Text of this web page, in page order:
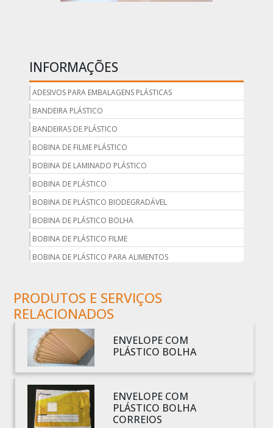
INFORMAÇÕES
ADESIVOS PARA EMBALAGENS PLÁSTICAS
BANDEIRA PLÁSTICO
BANDEIRAS DE PLÁSTICO
BOBINA DE FILME PLÁSTICO
BOBINA DE LAMINADO PLÁSTICO
BOBINA DE PLÁSTICO
BOBINA DE PLÁSTICO BIODEGRADÁVEL
BOBINA DE PLÁSTICO BOLHA
BOBINA DE PLÁSTICO FILME
BOBINA DE PLÁSTICO PARA ALIMENTOS
BOBINA DE PLÁSTICO PRETO
BOBINA DE PLÁSTICO TRANSPARENTE
BOBINA DE SACO PLÁSTICO
BOBINA PLÁSTICA
BOBINA PLÁSTICA PARA ESTUFA
BOBINA PLÁSTICO
BOBINA PLÁSTICO BOLHA
BOBINA PLÁSTICO FILME
PRODUTOS E SERVIÇOS
RELACIONADOS
ENVELOPE COM
PLÁSTICO BOLHA
ENVELOPE COM
PLÁSTICO BOLHA
CORREIOS